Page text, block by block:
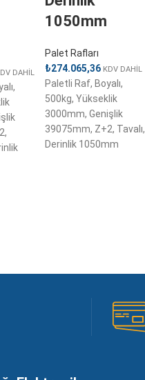
DAHİL
1050mm
Palet Rafları
₺274.065,36 KDV DAHİL
Paletli Raf, Boyalı,
500kg, Yükseklik
3000mm, Genişlik
39075mm, Z+2, Tavalı,
Derinlik 1050mm